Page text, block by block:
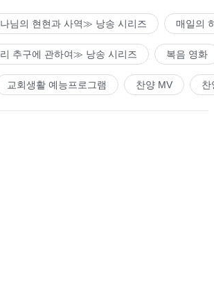
님의 현현과 사역≫ 낭송 시리즈 매일의
추구에 관하여≫ 낭송 시리즈 복음 영화
교회생활 예능프로그램 찬양 MV 찬